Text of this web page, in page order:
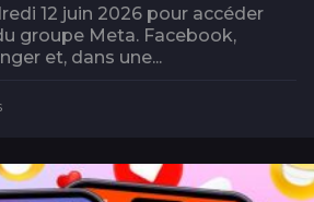
12 juin 2026 pour accéder
groupe Meta. Facebook,
et, dans une...
i
s